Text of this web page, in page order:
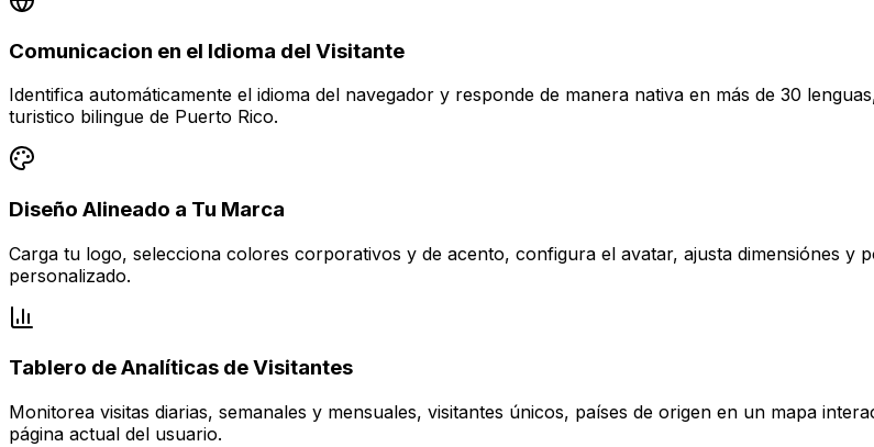
Comunicacion en el Idioma del Visitante
Identifica automáticamente el idioma del navegador y responde de manera nativa en más de 30
turistico bilingue de Puerto Rico.
Diseño Alineado a Tu Marca
Carga tu logo, selecciona colores corporativos y de acento, configura el avatar, ajusta dimensiónes y
personalizado.
Tablero de Analíticas de Visitantes
Monitorea visitas diarias, semanales y mensuales, visitantes únicos, países de origen en un mapa
página actual del usuario.